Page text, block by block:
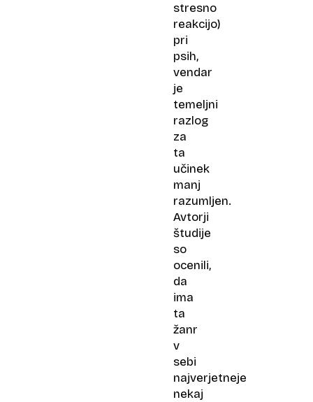
stresno
reakcijo)
pri
psih,
vendar
je
temeljni
razlog
za
ta
učinek
manj
razumljen.
Avtorji
študije
so
ocenili,
da
ima
ta
žanr
v
sebi
najverjetneje
nekaj